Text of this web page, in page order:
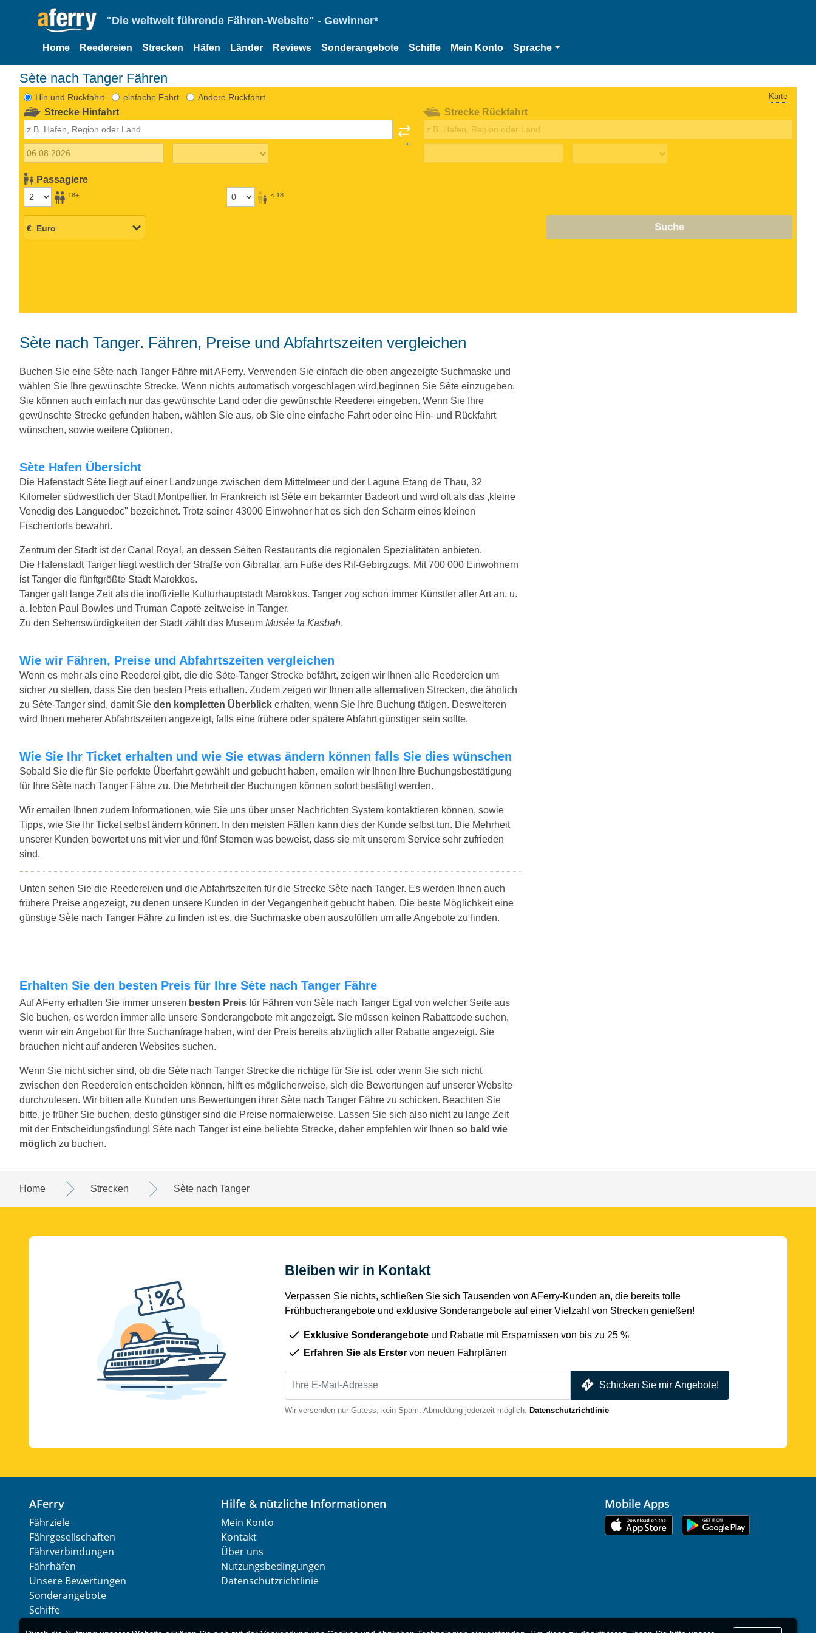
"Die weltweit führende Fähren-Website" - Gewinner*
Home Reedereien Strecken Häfen Länder Reviews Sonderangebote Schiffe Mein Konto Sprache
Sète nach Tanger Fähren
Hin und Rückfahrt einfache Fahrt Andere Rückfahrt Karte
Strecke Hinfahrt
Passagiere
18+ < 18
Strecke Rückfahrt
Suche
Sète nach Tanger. Fähren, Preise und Abfahrtszeiten vergleichen
Buchen Sie eine Sète nach Tanger Fähre mit AFerry. Verwenden Sie einfach die oben angezeigte Suchmaske und
wählen Sie Ihre gewünschte Strecke. Wenn nichts automatisch vorgeschlagen wird,beginnen Sie Sète einzugeben.
Sie können auch einfach nur das gewünschte Land oder die gewünschte Reederei eingeben. Wenn Sie Ihre
gewünschte Strecke gefunden haben, wählen Sie aus, ob Sie eine einfache Fahrt oder eine Hin- und Rückfahrt
wünschen, sowie weitere Optionen.
Sète Hafen Übersicht
Die Hafenstadt Sète liegt auf einer Landzunge zwischen dem Mittelmeer und der Lagune Etang de Thau, 32
Kilometer südwestlich der Stadt Montpellier. In Frankreich ist Sète ein bekannter Badeort und wird oft als das ,kleine
Venedig des Languedoc" bezeichnet. Trotz seiner 43000 Einwohner hat es sich den Scharm eines kleinen
Fischerdorfs bewahrt.
Zentrum der Stadt ist der Canal Royal, an dessen Seiten Restaurants die regionalen Spezialitäten anbieten.
Die Hafenstadt Tanger liegt westlich der Straße von Gibraltar, am Fuße des Rif-Gebirgzugs. Mit 700 000 Einwohnern
ist Tanger die fünftgrößte Stadt Marokkos.
Tanger galt lange Zeit als die inoffizielle Kulturhauptstadt Marokkos. Tanger zog schon immer Künstler aller Art an, u.
a. lebten Paul Bowles und Truman Capote zeitweise in Tanger.
Zu den Sehenswürdigkeiten der Stadt zählt das Museum Musée la Kasbah.
Wie wir Fähren, Preise und Abfahrtszeiten vergleichen
Wenn es mehr als eine Reederei gibt, die die Sète-Tanger Strecke befährt, zeigen wir Ihnen alle Reedereien um
sicher zu stellen, dass Sie den besten Preis erhalten. Zudem zeigen wir Ihnen alle alternativen Strecken, die ähnlich
zu Sète-Tanger sind, damit Sie den kompletten Überblick erhalten, wenn Sie Ihre Buchung tätigen. Desweiteren
wird Ihnen meherer Abfahrtszeiten angezeigt, falls eine frühere oder spätere Abfahrt günstiger sein sollte.
Wie Sie Ihr Ticket erhalten und wie Sie etwas ändern können falls Sie dies wünschen
Sobald Sie die für Sie perfekte Überfahrt gewählt und gebucht haben, emailen wir Ihnen Ihre Buchungsbestätigung
für Ihre Sète nach Tanger Fähre zu. Die Mehrheit der Buchungen können sofort bestätigt werden.
Wir emailen Ihnen zudem Informationen, wie Sie uns über unser Nachrichten System kontaktieren können, sowie
Tipps, wie Sie Ihr Ticket selbst ändern können. In den meisten Fällen kann dies der Kunde selbst tun. Die Mehrheit
unserer Kunden bewertet uns mit vier und fünf Sternen was beweist, dass sie mit unserem Service sehr zufrieden
sind.
Unten sehen Sie die Reederei/en und die Abfahrtszeiten für die Strecke Sète nach Tanger. Es werden Ihnen auch
frühere Preise angezeigt, zu denen unsere Kunden in der Vegangenheit gebucht haben. Die beste Möglichkeit eine
günstige Sète nach Tanger Fähre zu finden ist es, die Suchmaske oben auszufüllen um alle Angebote zu finden.
Erhalten Sie den besten Preis für Ihre Sète nach Tanger Fähre
Auf AFerry erhalten Sie immer unseren besten Preis für Fähren von Sète nach Tanger Egal von welcher Seite aus
Sie buchen, es werden immer alle unsere Sonderangebote mit angezeigt. Sie müssen keinen Rabattcode suchen,
wenn wir ein Angebot für Ihre Suchanfrage haben, wird der Preis bereits abzüglich aller Rabatte angezeigt. Sie
brauchen nicht auf anderen Websites suchen.
Wenn Sie nicht sicher sind, ob die Sète nach Tanger Strecke die richtige für Sie ist, oder wenn Sie sich nicht
zwischen den Reedereien entscheiden können, hilft es möglicherweise, sich die Bewertungen auf unserer Website
durchzulesen. Wir bitten alle Kunden uns Bewertungen ihrer Sète nach Tanger Fähre zu schicken. Beachten Sie
bitte, je früher Sie buchen, desto günstiger sind die Preise normalerweise. Lassen Sie sich also nicht zu lange Zeit
mit der Entscheidungsfindung! Sète nach Tanger ist eine beliebte Strecke, daher empfehlen wir Ihnen so bald wie
möglich zu buchen.
Home Strecken Sète nach Tanger
Bleiben wir in Kontakt
Verpassen Sie nichts, schließen Sie sich Tausenden von AFerry-Kunden an, die bereits tolle
Frühbucherangebote und exklusive Sonderangebote auf einer Vielzahl von Strecken genießen!
Exklusive Sonderangebote und Rabatte mit Ersparnissen von bis zu 25 %
Erfahren Sie als Erster von neuen Fahrplänen
Schicken Sie mir Angebote!
Wir versenden nur Gutess, kein Spam. Abmeldung jederzeit möglich. Datenschutzrichtlinie
AFerry
Fährziele
Fährgesellschaften
Fährverbindungen
Fährhäfen
Unsere Bewertungen
Sonderangebote
Schiffe
Hilfe & nützliche Informationen
Mein Konto
Kontakt
Über uns
Nutzungsbedingungen
Datenschutzrichtlinie
Mobile Apps